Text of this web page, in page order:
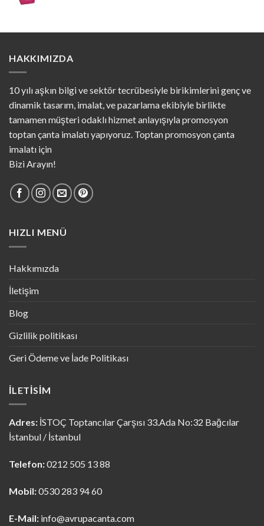
HAKKIMIZDA
10 yılı aşkın bilgi ve sektör tecrübesiyle birikimlerini genç ve
dinamik tasarım, imalat, ve pazarlama ekibiyle birlikte
tamamen müşteri odaklı hizmet anlayışıyla promosyon
toptan çanta imalatı yapıyoruz. Toptan promosyon çanta
imalatı için
Bizi Arayın!
HIZLI MENÜ
Hakkımızda
İletişim
Blog
Gizlilik politikası
Geri Ödeme ve İade Politikası
İLETISIM
Adres: İSTOÇ Toptancılar Çarşısı 33.Ada No:32 Bağcılar
İstanbul / İstanbul
Telefon:0212 505 13 88
Mobil:0530 283 94 60
E-Mail: info@avrupacanta.com